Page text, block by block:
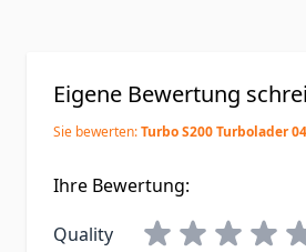
Eigene Bewertung
Sie bewerten:Turbo S200 Turbolader
Ihre Bewertung:
Quality